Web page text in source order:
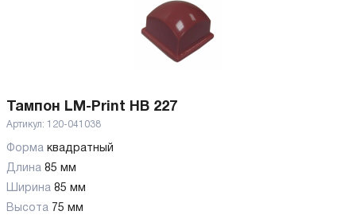
Тампон LM-Print HB 227
Артикул: 120-041038
Форма квадратный
Длина 85 мм
Ширина 85 мм
Высота 75 мм